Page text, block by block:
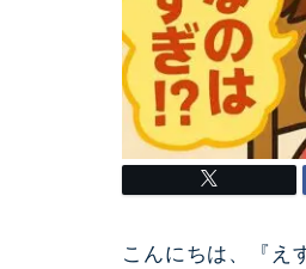
こんにちは、『え